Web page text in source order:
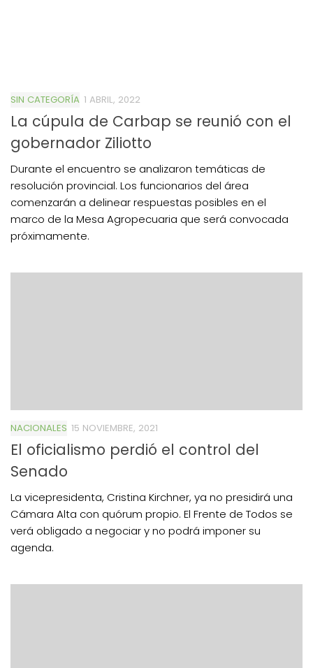
SIN CATEGORÍA 1 ABRIL, 2022
La cúpula de Carbap se reunió con el
gobernador Ziliotto
Durante el encuentro se analizaron temáticas de
resolución provincial. Los funcionarios del área
comenzarán a delinear respuestas posibles en el
marco de la Mesa Agropecuaria que será convocada
próximamente.
NACIONALES 15 NOVIEMBRE, 2021
El oficialismo perdió el control del
Senado
La vicepresidenta, Cristina Kirchner, ya no presidirá una
Cámara Alta con quórum propio. El Frente de Todos se
verá obligado a negociar y no podrá imponer su
agenda.